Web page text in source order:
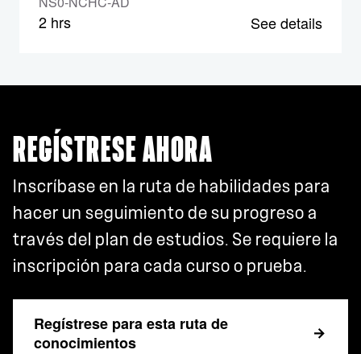
2 hrs See details
REGÍSTRESE AHORA
Inscríbase en la ruta de habilidades para
hacer un seguimiento de su progreso a
través del plan de estudios. Se requiere la
inscripción para cada curso o prueba.
Regístrese para esta ruta de
conocimientos